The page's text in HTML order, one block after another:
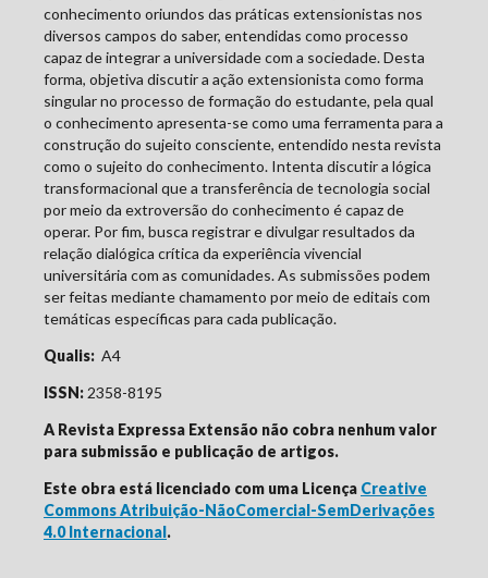
conhecimento oriundos das práticas extensionistas nos
diversos campos do saber, entendidas como processo
capaz de integrar a universidade com a sociedade. Desta
forma, objetiva discutir a ação extensionista como forma
singular no processo de formação do estudante, pela qual
o conhecimento apresenta-se como uma ferramenta para a
construção do sujeito consciente, entendido nesta revista
como o sujeito do conhecimento. Intenta discutir a lógica
transformacional que a transferência de tecnologia social
por meio da extroversão do conhecimento é capaz de
operar. Por fim, busca registrar e divulgar resultados da
relação dialógica crítica da experiência vivencial
universitária com as comunidades. As submissões podem
ser feitas mediante chamamento por meio de editais com
temáticas específicas para cada publicação.
Qualis: A4
ISSN: 2358-8195
A Revista Expressa Extensão não cobra nenhum valor
para submissão e publicação de artigos.
Este obra está licenciado com uma Licença Creative
Commons Atribuição-NãoComercial-SemDerivações
4.0 Internacional.